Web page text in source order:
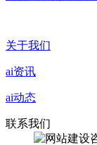
关于我们
ai资讯
ai动态
联系我们